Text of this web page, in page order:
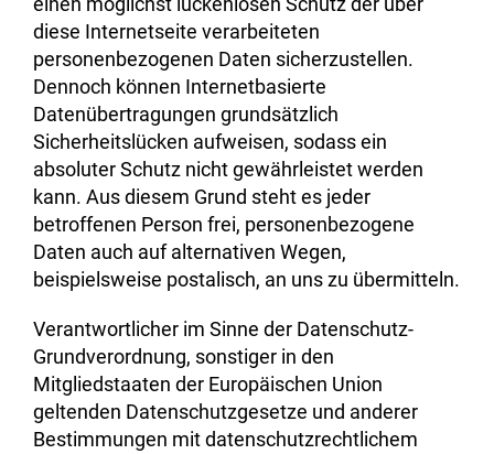
diese Internetseite verarbeiteten
personenbezogenen Daten sicherzustellen.
Dennoch können Internetbasierte
Datenübertragungen grundsätzlich
Sicherheitslücken aufweisen, sodass ein
absoluter Schutz nicht gewährleistet werden
kann. Aus diesem Grund steht es jeder
betroffenen Person frei, personenbezogene
Daten auch auf alternativen Wegen,
beispielsweise postalisch, an uns zu übermitteln.
Verantwortlicher im Sinne der Datenschutz-
Grundverordnung, sonstiger in den
Mitgliedstaaten der Europäischen Union
geltenden Datenschutzgesetze und anderer
Bestimmungen mit datenschutzrechtlichem